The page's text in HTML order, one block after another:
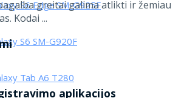
S6 Edge SM-G925F
S6 SM-G920F
Tab A6 T280
greitai galima atlikti ir žemiau
Kodai ...